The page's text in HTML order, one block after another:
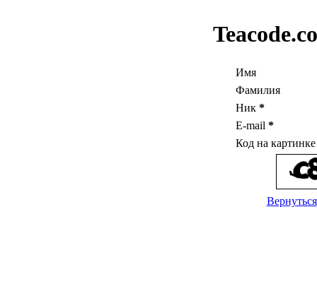
Имя
Фамилия
Ник *
E-mail *
Код на
Вернуться